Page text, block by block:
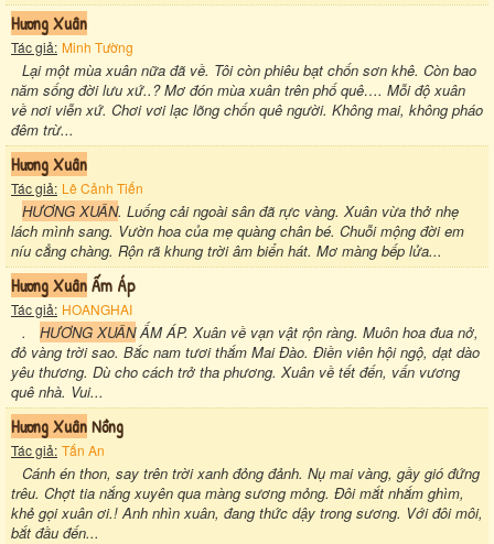
Hương Xuân
Tác giả: Minh Tường
Lại một mùa xuân nữa đã về. Tôi còn phiêu bạt chốn sơn khê. Còn bao
năm sống đời lưu xứ..? Mơ đón mùa xuân trên phố quê…. Mỗi độ xuân
về nơi viễn xứ. Chơi vơi lạc lõng chốn quê người. Không mai, không pháo
đêm trừ...
Hương Xuân
Tác giả: Lê Cảnh Tiến
HƯƠNG XUÂN. Luống cải ngoài sân đã rực vàng. Xuân vừa thở nhẹ
lách mình sang. Vườn hoa của mẹ quàng chân bé. Chuỗi mộng đời em
níu cẳng chàng. Rộn rã khung trời âm biển hát. Mơ màng bếp lửa...
Hương XuânẤm Áp
Tác giả: HOANGHAI
. HƯƠNG XUÂNẤM ÁP. Xuân về vạn vật rộn ràng. Muôn hoa đua nở,
đỏ vàng trời sao. Bắc nam tươi thắm Mai Đào. Điền viên hội ngộ, dạt dào
yêu thương. Dù cho cách trở tha phương. Xuân về tết đến, vấn vương
quê nhà. Vui...
Hương XuânNồng
Tác giả: Tấn An
Cánh én thon, say trên trời xanh đỏng đảnh. Nụ mai vàng, gầy gió đứng
trêu. Chợt tia nắng xuyên qua màng sương mỏng. Đôi mắt nhắm ghìm,
khẻ gọi xuân ơi.! Anh nhìn xuân, đang thức dậy trong sương. Với đôi môi,
bắt đầu đến...